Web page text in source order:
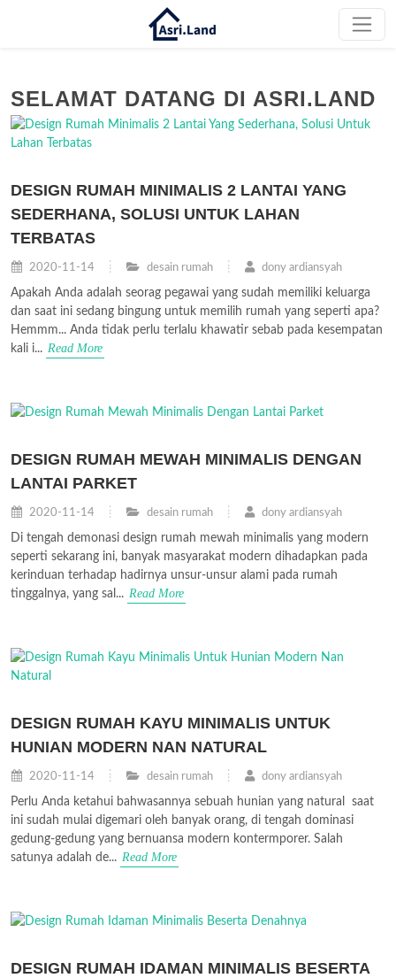
SELAMAT DATANG DI ASRI.LAND
DESIGN RUMAH MINIMALIS 2 LANTAI YANG
SEDERHANA, SOLUSI UNTUK LAHAN
TERBATAS
2020-11-14 desain rumah dony ardiansyah
Apakah Anda adalah seorag pegawai yang sudah memiliki keluarga
dan saat ini sedang bingung untuk memilih rumah yang seperti apa?
Hemmm... Anda tidak perlu terlalu khawatir sebab pada kesempatan
kali i... Read More
DESIGN RUMAH MEWAH MINIMALIS DENGAN
LANTAI PARKET
2020-11-14 desain rumah dony ardiansyah
Di tengah demonasi design rumah mewah minimalis yang modern
seperti sekarang ini, banyak masyarakat modern dihadapkan pada
kerinduan terhadap hadirnya unsur-unsur alami pada rumah
tinggalnya, yang sal... Read More
DESIGN RUMAH KAYU MINIMALIS UNTUK
HUNIAN MODERN NAN NATURAL
2020-11-14 desain rumah dony ardiansyah
Perlu Anda ketahui bahwasannya sebuah hunian yang natural saat
ini sudah mulai digemari oleh banyak orang, di tengah dominasi
gedung-gedung yang bernuansa modern kontermporer. Salah
satunya adalah de... Read More
DESIGN RUMAH IDAMAN MINIMALIS BESERTA